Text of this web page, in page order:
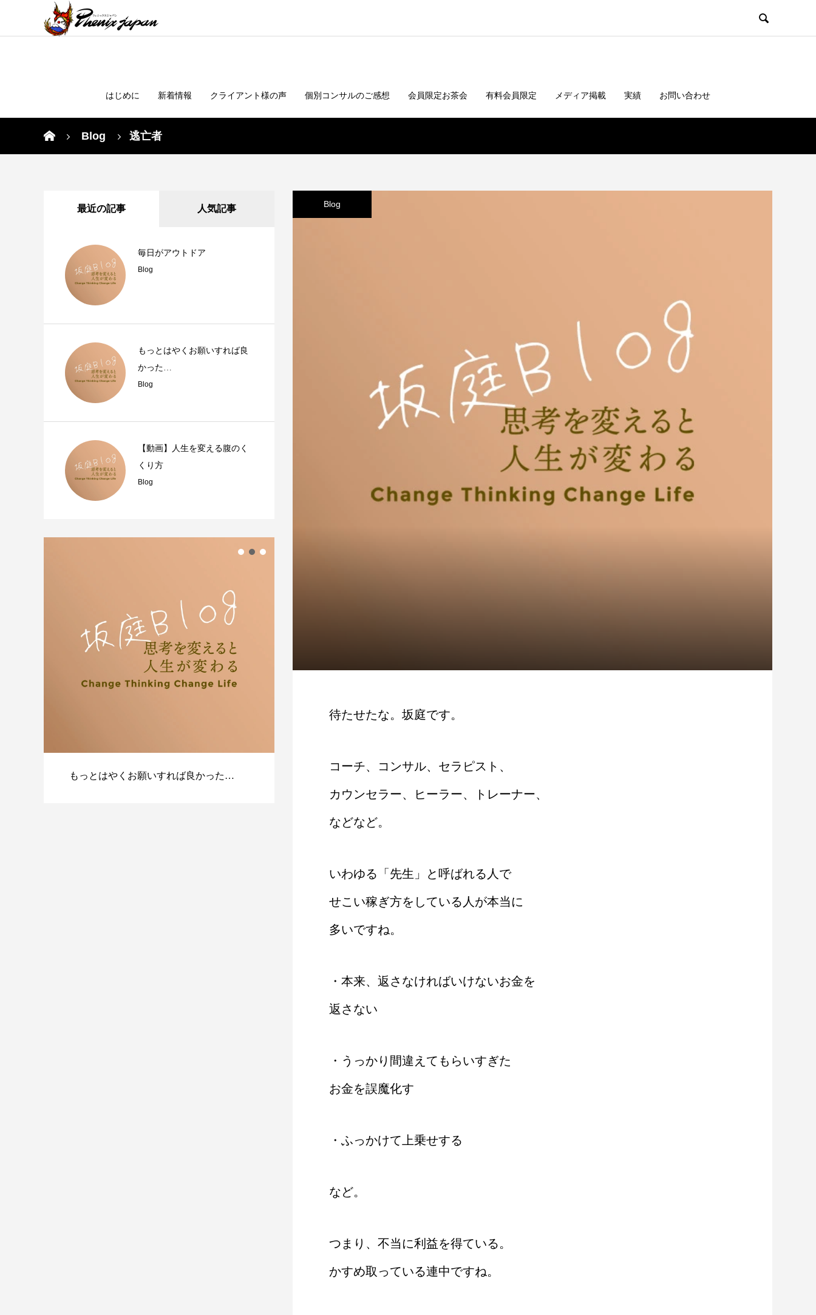

はじめに 新着情報 クライアント様の声 個別コンサルのご感想 会員限定お茶会 有料会員限定 メディア掲載 実績 お問い合わせ
Blog 逃亡者
Blog
待たせたな。坂庭です。
コーチ、コンサル、セラピスト、
カウンセラー、ヒーラー、トレーナー、
などなど。
いわゆる「先生」と呼ばれる人で
せこい稼ぎ方をしている人が本当に
多いですね。
・本来、返さなければいけないお金を
返さない
・うっかり間違えてもらいすぎた
お金を誤魔化す
・ふっかけて上乗せする
など。
つまり、不当に利益を得ている。
かすめ取っている連中ですね。
最近の記事 人気記事
毎日がアウトドア
Blog
もっとはやくお願いすれば良
かった…
Blog
【動画】人生を変える腹のく
くり方
Blog
もっとはやくお願いすれば良かった… 【動画】人生を変える腹のくくり方